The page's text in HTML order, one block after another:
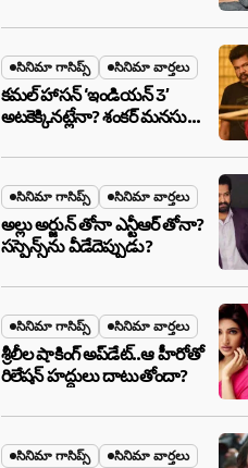
సినిమా గాసిప్స్ సినిమా వార్తలు
కమల్ హాసన్ ‘ఇండియన్ 3’
అటకెక్కినట్లేనా? శంకర్ మనసులో
జరుగుతోంది!
సినిమా గాసిప్స్ సినిమా వార్తలు
అల్లు అర్జున్ తోనా ఎన్టీఆర్ తోనా?
సస్పెన్స్‌ను వీడేదెప్పుడు?
సినిమా గాసిప్స్ సినిమా వార్తలు
శ్రీలీల షాకింగ్ అప్‌డేట్..ఆ హీరోతో
రిలేషన్ హద్దులు దాటుతోందా?
సినిమా గాసిప్స్ సినిమా వార్తలు